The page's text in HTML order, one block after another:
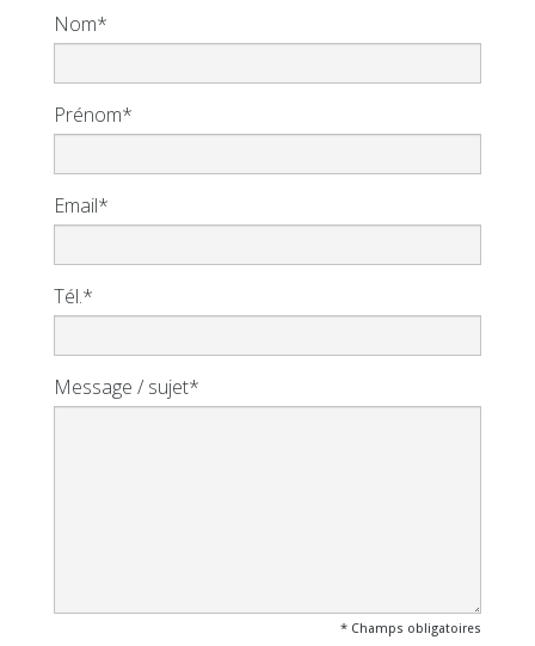
Nom*
Prénom*
Email*
Tél.*
Message / sujet*
* Champs obligatoires